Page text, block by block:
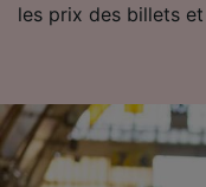
les prix des billets